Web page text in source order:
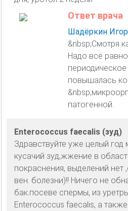
Ответ врача
Шадёркин
&nbsp;Смотря
Надо всё
повышалась
патогенной.
Enterococcus faecalis (зуд)
Здравствуйте уже целый
кусачий зуд,жжение в
покраснения, выделений нет
вен. болезни)!! Ничего не
бак.посеве спермы, из
Enterococcus faecalis, а